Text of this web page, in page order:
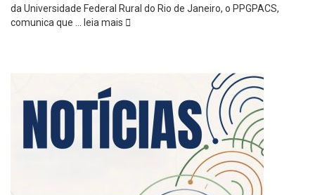
da Universidade Federal Rural do Rio de Janeiro, o PPGPACS,
comunica que … leia mais